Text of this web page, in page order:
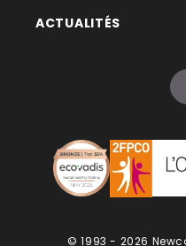
ACTUALITÉS
© 1993 - 2026